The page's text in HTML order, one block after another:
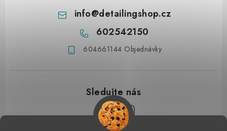
info@detailingshop.cz
602542150
604661144 Objednávky